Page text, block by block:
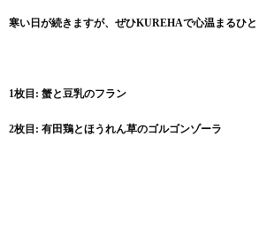
寒い日が続きますが、 ぜひKUREHAで心温まるひと
1枚目: 蟹と豆乳のフラン
2枚目: 有田鶏とほうれん草のゴルゴンゾーラ